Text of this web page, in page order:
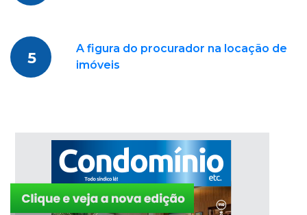
5
A figura do procurador na locação de
imóveis